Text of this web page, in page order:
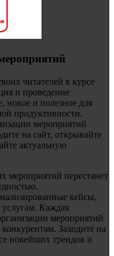
читателей в курсе
и проведение
новое и полезное для
продуктивности.
мероприятий
на сайт, открывайте
актуальную
мероприятий перестанет
кейсы,
Каждая
мероприятий
Заходите на
новейших трендов и